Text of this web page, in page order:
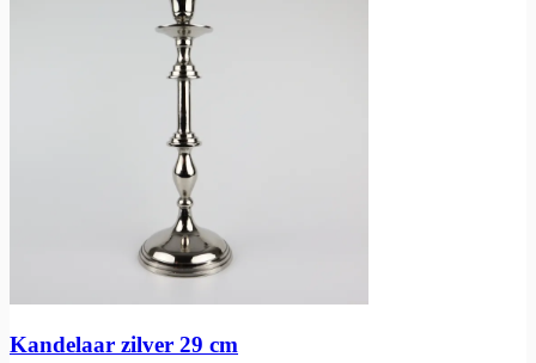
Kandelaar zilver 29 cm